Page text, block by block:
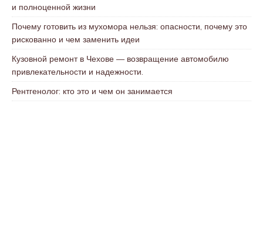
и полноценной жизни
Почему готовить из мухомора нельзя: опасности, почему это
рискованно и чем заменить идеи
Кузовной ремонт в Чехове — возвращение автомобилю
привлекательности и надежности.
Рентгенолог: кто это и чем он занимается